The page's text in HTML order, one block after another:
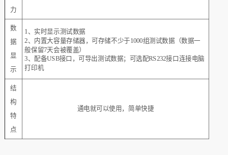
力
数
据
显
示
1、 实时显示测试数据
2、 内置大容量存储器，可存储不少于1000组测试数据（数据一
般保留7天会被覆盖）
3、 配备USB接口，可导出测试数据；可选配RS232接口连接电脑
打印机
结
构
特
点
通电就可以使用，简单快捷